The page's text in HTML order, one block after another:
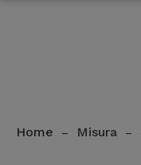
Home – Misura –